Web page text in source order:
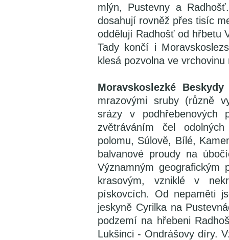
mlýn, Pustevny a
dosahují rovněž přes tisíc
oddělují Radhošť od hřbetu
Tady končí i
klesá pozvolna ve
Moravskoslezké Beskydy
mrazovými sruby (různě
srázy v podhřebenových
zvětráváním čel
polomu, Súlově, Bílé,
balvanové proudy na
Významným geografickým
krasovým, vzniklé v
pískovcích. Od nepaměti
jeskyně Cyrilka na
podzemí na hřebeni
Lukšinci - Ondrášovy díry.